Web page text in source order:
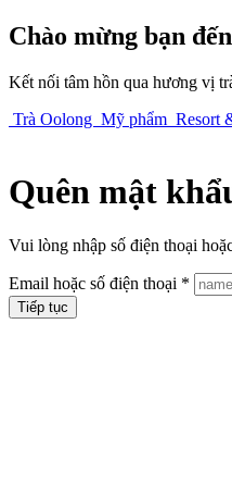
Chào mừng bạn
Kết nối tâm hồn qua hương vị
Trà Oolong Mỹ phẩm Resort
Quên mật
Vui lòng nhập số điện thoại
Email hoặc số điện thoại *
Tiếp tục